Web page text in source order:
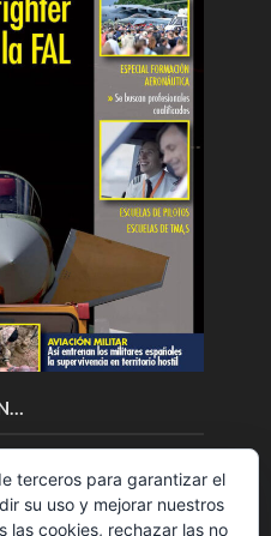
terceros para garantizar el
su uso y mejorar nuestros
las cookies, rechazar las no